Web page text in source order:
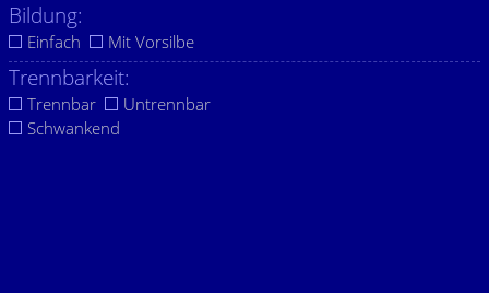
Bildung:
Einfach Mit Vorsilbe
Trennbarkeit:
Trennbar
Untrennbar
Schwankend